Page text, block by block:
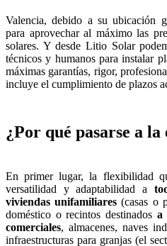
Valencia, debido a su ubicación
para aprovechar al máximo las
solares. Y desde Litio Solar
técnicos y humanos para instalar
máximas garantías, rigor,
incluye el cumplimiento de plazos
¿Por qué pasarse a
En primer lugar, la flexibilidad
versatilidad y adaptabilidad a
viviendas unifamiliares (casas o
doméstico o recintos destinados a
comerciales, almacenes, naves
infraestructuras para granjas (el